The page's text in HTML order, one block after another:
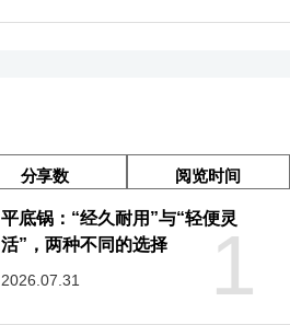
分享数 阅览时间
1
平底锅：“经久耐用”与“轻便灵
活”，两种不同的选择
2026.07.31